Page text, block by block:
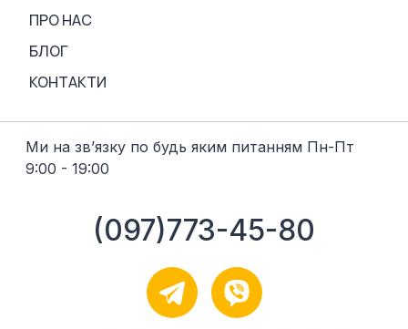
ПРО НАС
БЛОГ
КОНТАКТИ
Ми на звʼязку по будь яким питанням Пн-Пт
9:00 - 19:00
(097)773-45-80